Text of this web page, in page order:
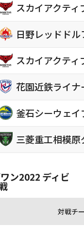
スカイアクティ
日野レッドド
スカイアクティ
花園近鉄ライナ
釜石シーウェイ
三菱重工相模
ン2022 ディビ
対戦チ